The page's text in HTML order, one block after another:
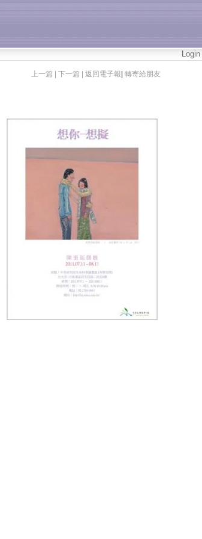
Login
上一篇 | 下一篇 | 返回電子報 轉寄給朋友